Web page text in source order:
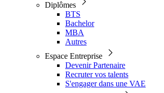
Diplômes
BTS
Bachelor
MBA
Autres
Espace Entreprise
Devenir Partenaire
Recruter vos talents
S'engager dans une VAE